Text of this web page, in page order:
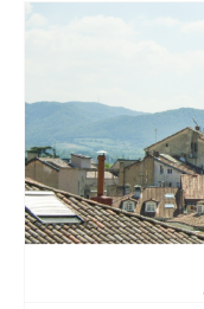
Servicios
ambiental